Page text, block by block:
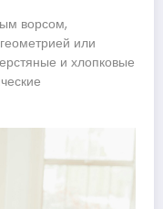
ворсом,
или
и хлопковые